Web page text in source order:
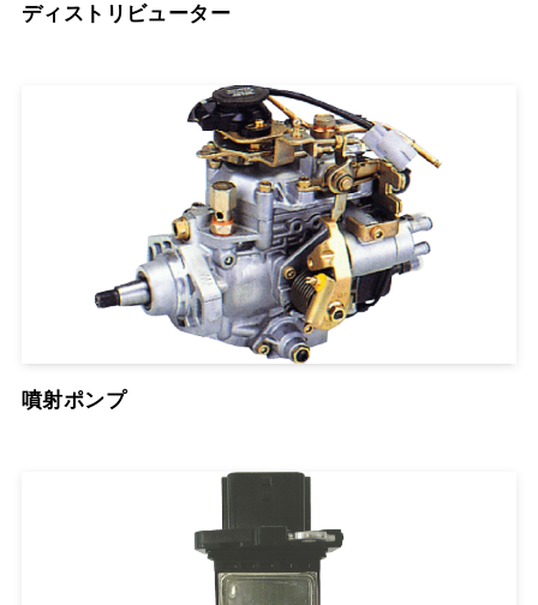
ディストリビューター
噴射ポンプ